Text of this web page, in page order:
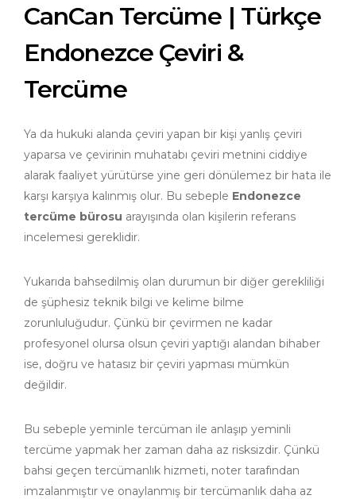
CanCan Tercüme | Türkçe
Endonezce Çeviri &
Tercüme
Ya da hukuki alanda çeviri yapan bir kişi yanlış çeviri
yaparsa ve çevirinin muhatabı çeviri metnini ciddiye
alarak faaliyet yürütürse yine geri dönülemez bir hata ile
karşı karşıya kalınmış olur. Bu sebeple Endonezce
tercüme bürosu arayışında olan kişilerin referans
incelemesi gereklidir.
Yukarıda bahsedilmiş olan durumun bir diğer gerekliliği
de şüphesiz teknik bilgi ve kelime bilme
zorunluluğudur. Çünkü bir çevirmen ne kadar
profesyonel olursa olsun çeviri yaptığı alandan bihaber
ise, doğru ve hatasız bir çeviri yapması mümkün
değildir.
Bu sebeple yeminle tercüman ile anlaşıp yeminli
tercüme yapmak her zaman daha az risksizdir. Çünkü
bahsi geçen tercümanlık hizmeti, noter tarafından
imzalanmıştır ve onaylanmış bir tercümanlık daha az